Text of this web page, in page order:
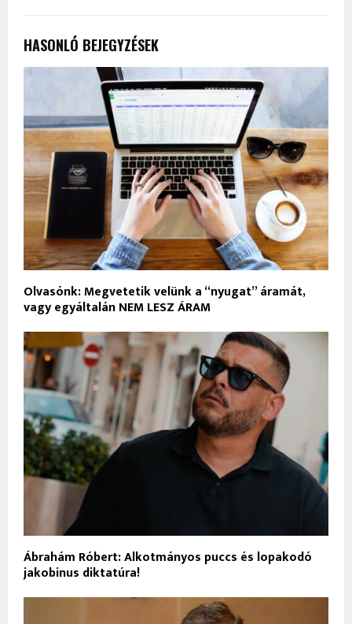
HASONLÓ BEJEGYZÉSEK
Olvasónk: Megvetetik velünk a “nyugat” áramát,
vagy egyáltalán NEM LESZ ÁRAM
Ábrahám Róbert: Alkotmányos puccs és lopakodó
jakobinus diktatúra!